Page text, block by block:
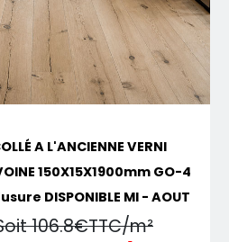
A L'ANCIENNE VERNI
150X15X1900mm GO-4
DISPONIBLE MI - AOUT
106.8€TTC/m²